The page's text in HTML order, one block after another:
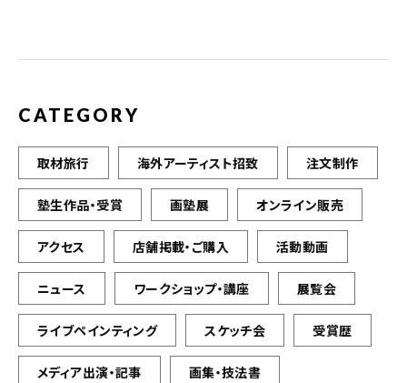
CATEGORY
取材旅行 海外アーティスト招致 注文制作
塾生作品・受賞 画塾展 オンライン販売
アクセス 店舗掲載・ご購入 活動動画
ニュース ワークショップ・講座 展覧会
ライブペインティング スケッチ会 受賞歴
メディア出演・記事 画集・技法書
取材・制作のご依頼 作品購入